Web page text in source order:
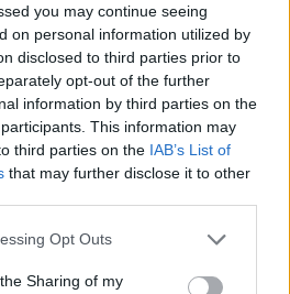
you may continue seeing
on personal information utilized by
disclosed to third parties prior to
opt-out of the further
information by third parties on the
This information may
third parties on the IAB’s List of
that may further disclose it to other
Opt Outs
Sharing of my
VIEW POST
l’idea di uno storage
“Ogni 14 secondi avviene un